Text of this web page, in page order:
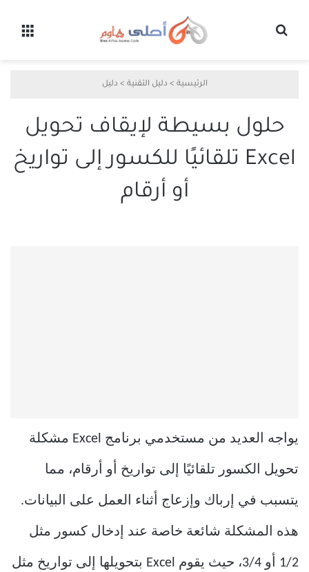
الرئيسية > دليل التقنية > دليل
حلول بسيطة لإيقاف تحويل
Excel تلقائيًا للكسور إلى تواريخ
أو أرقام
يواجه العديد من مستخدمي برنامج Excel مشكلة
تحويل الكسور تلقائيًا إلى تواريخ أو أرقام، مما
يتسبب في إرباك وإزعاج أثناء العمل على البيانات.
هذه المشكلة شائعة خاصة عند إدخال كسور مثل
1/2 أو 3/4، حيث يقوم Excel بتحويلها إلى تواريخ مثل